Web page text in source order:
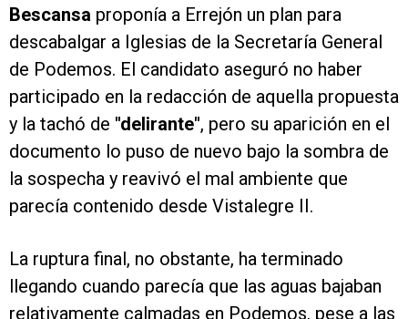
Bescansa proponía a Errejón un plan para
descabalgar a Iglesias de la Secretaría General
de Podemos. El candidato aseguró no haber
participado en la redacción de aquella propuesta
y la tachó de "delirante", pero su aparición en el
documento lo puso de nuevo bajo la sombra de
la sospecha y reavivó el mal ambiente que
parecía contenido desde Vistalegre II.
La ruptura final, no obstante, ha terminado
llegando cuando parecía que las aguas bajaban
relativamente calmadas en Podemos, pese a las